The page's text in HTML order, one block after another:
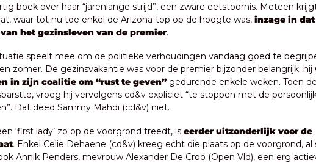
boek over haar “jarenlange strijd”, een zware eetstoornis. Meteen
waar tot nu toe enkel de Arizona-top op de hoogte was, inzage in
het gezinsleven van de premier.
speelt mee om de politieke verhoudingen vandaag goed te
zomer. De gezinsvakantie was voor de premier bijzonder belangrijk: hij
in zijn coalitie om “rust te geven” gedurende enkele weken. Toen
vroeg hij vervolgens cd&v expliciet “te stoppen met de
Dat deed Sammy Mahdi (cd&v) niet.
‘first lady’ zo op de voorgrond treedt, is eerder uitzonderlijk voor de
. Enkel Celie Dehaene (cd&v) kreeg echt die plaats op de voorgrond, al
Annik Penders, mevrouw Alexander De Croo (Open Vld), een erg